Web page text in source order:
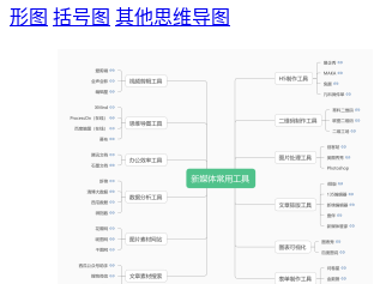
形图 括号图 其他思维导图